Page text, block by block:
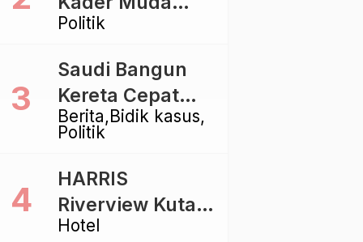
Politik
Ramaikan Forum
Golkar di
Singaraja
Berita Bidik kasus
Politik
Saudi Bangun
Kereta Cepat
Rp112 Triliun,
Proyek Rp116
Triliun yang
Baru Sampai
Hotel
HARRIS
Riverview Kuta
Bali Tawarkan